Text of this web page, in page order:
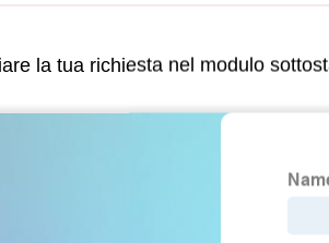
la tua richiesta nel modulo